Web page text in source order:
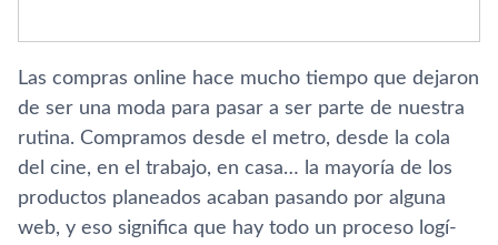
Las compras online hace mucho tiempo que dejaron
de ser una moda para pasar a ser parte de nuestra
rutina. Compramos desde el metro, desde la cola
del cine, en el trabajo, en casa… la mayorí­a de los
productos planeados acaban pasando por alguna
web, y eso significa que hay todo un proceso logí­